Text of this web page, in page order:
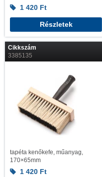
1 420 Ft
Részletek
Cikkszám
3385135
tapéta kenőkefe, műanyag,
170×65mm
1 420 Ft